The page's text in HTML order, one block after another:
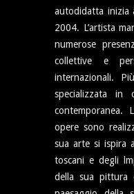
autodidatta inizia
2004. L’artista
numerose
collettive e
internazionali.
specializzata in
contemporanea.
opere sono
sua arte si ispira
toscani e degli
della sua pittura